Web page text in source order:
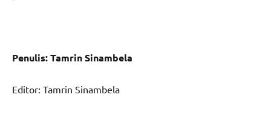
Penulis: Tamrin Sinambela
Editor: Tamrin Sinambela